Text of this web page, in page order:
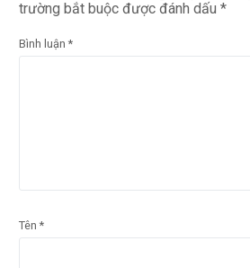
trường bắt buộc được đánh dấu*
Bình luận*
Tên*